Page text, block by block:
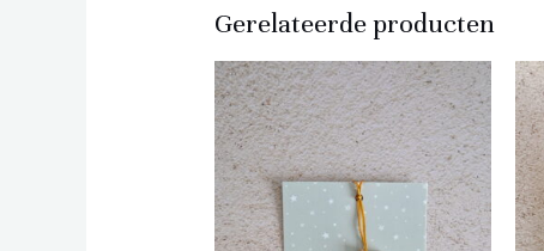
Gerelateerde producten